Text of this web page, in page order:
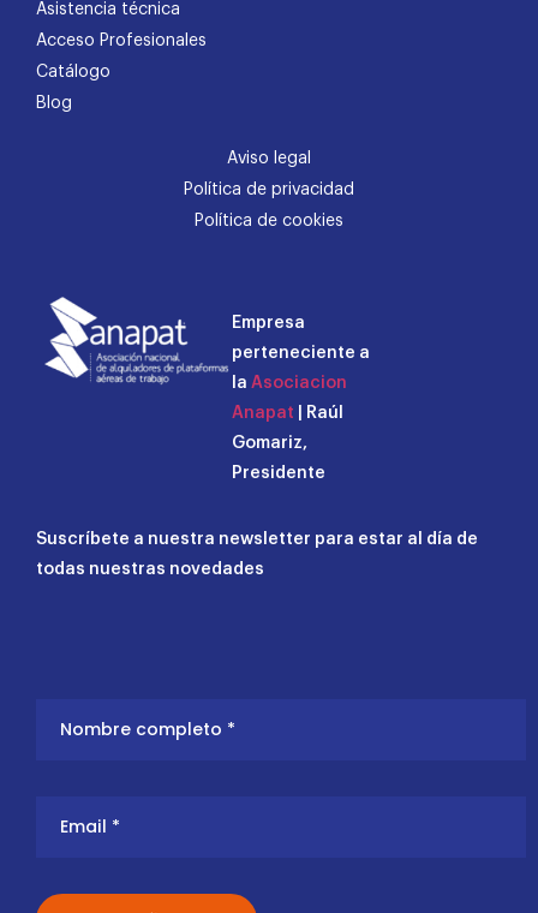
Asistencia técnica
Acceso Profesionales
Catálogo
Blog
Aviso legal
Política de privacidad
Política de cookies
Empresa
perteneciente a
la Asociacion
Anapat | Raúl
Gomariz,
Presidente
Suscríbete a nuestra newsletter para estar al día de
todas nuestras novedades